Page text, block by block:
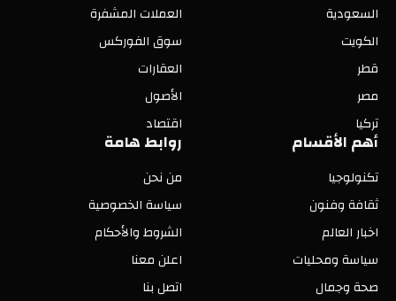
السعودية
الكويت
قطر
مصر
تركيا
العملات المشفرة
سوق الفوركس
العقارات
الأصول
اقتصاد
أهم الأقسام
تكنولوجيا
ثقافة وفنون
اخبار العالم
سياسة ومحليات
صحة وجمال
روابط هامة
من نحن
سياسة الخصوصية
الشروط والأحكام
اعلن معنا
اتصل بنا